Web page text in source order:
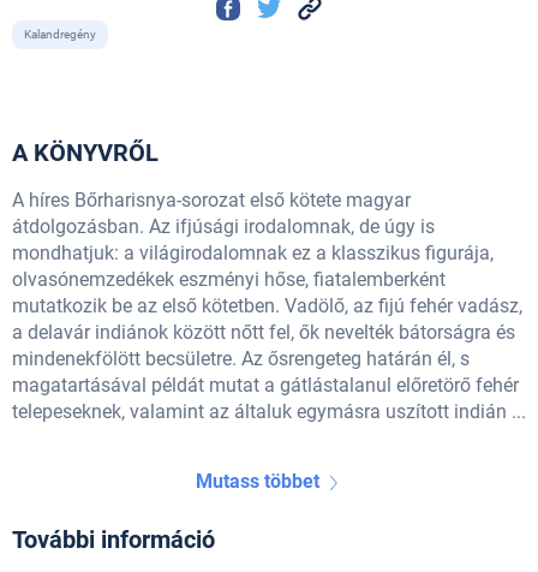
Kalandregény
A KÖNYVRŐL
A híres Bőrharisnya-sorozat első kötete magyar
átdolgozásban. Az ifjúsági irodalomnak, de úgy is
mondhatjuk: a világirodalomnak ez a klasszikus figurája,
olvasónemzedékek eszményi hőse, fiatalemberként
mutatkozik be az első kötetben. Vadölő, az fijú fehér vadász,
a delavár indiánok között nőtt fel, ők nevelték bátorságra és
mindenekfölött becsületre. Az ősrengeteg határán él, s
magatartásával példát mutat a gátlástalanul előretörő fehér
telepeseknek, valamint az általuk egymásra uszított indián ...
Mutass többet
További információ